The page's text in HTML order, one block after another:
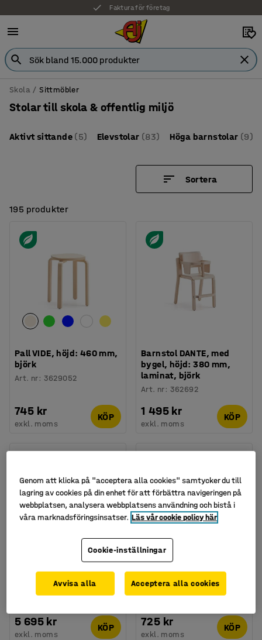
Faktura för företag
Skola Sittmöbler
Stolar till skola & offentlig miljö
Aktivt sittande (5) Elevstolar (83) Höga barnstolar (9)
Sortera
195 produkter
Pall VIDE, höjd: 460 mm,
björk
Art. nr: 3629052
745 kr
exkl. moms
KÖP
Barnstol DANTE, med
bygel, höjd: 380 mm,
laminat, björk
Art. nr: 362692
1 495 kr
exkl. moms
KÖP
Sadelstol DERBY med
ryggstöd, tyg, mörkgrå
5 695 kr
exkl. moms
KÖP
Stol WILSON, björk,
silver
725 kr
exkl. moms
KÖP
Genom att klicka på "acceptera alla cookies" samtycker du till
lagring av cookies på din enhet för att förbättra navigeringen på
webbplatsen, analysera webbplatsens användning och bistå i
våra marknadsföringsinsatser. Läs vår cookie policy här
Cookie-inställningar
Avvisa alla Acceptera alla cookies